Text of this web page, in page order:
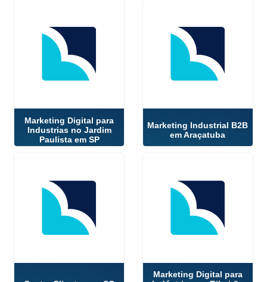
Marketing Digital para
Industrias no Jardim
Paulista em SP
Marketing Industrial B2B
em Araçatuba
Marketing Digital para